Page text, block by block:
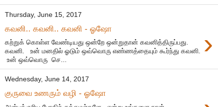
Thursday, June 15, 2017
கவனி.. கவனி.. கவனி - ஓஷோ ›
கற்றுக் கொள்ள வேண்டியது ஒன்றே ஒன்றுதான் கவனித்திருப்பது.
கவனி. உன் மனதில் ஓடும் ஒவ்வொரு எண்ணத்தையும் கூர்ந்து கவனி.
உன் ஒவ்வொரு செ...
Wednesday, June 14, 2017
குருவை உணரும் வழி - ஓஷோ